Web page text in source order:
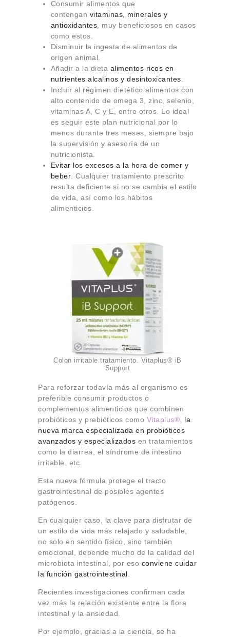
Consumir alimentos que
contengan vitaminas, minerales y
antioxidantes , muy beneficiosos en casos
como estos.
Disminuir la ingesta de alimentos de
origen animal.
Añadir a la dieta alimentos ricos en
nutrientes alcalinos y desintoxicantes
Incluir al régimen dietético alimentos con
alto contenido de omega 3, zinc, selenio,
vitaminas A, C y E, entre otros. Lo ideal
es seguir este plan nutricional por lo
menos durante tres meses, siempre bajo
la supervisión y asesoría de un
nutricionista.
Evitar los excesos a la hora de comer y
beber . Cualquier tratamiento prescrito
resulta deficiente si no se cambia el estilo
de vida, así como los hábitos
alimenticios.
Colon irritable tratamiento. Vitaplus® iB
Support
Para reforzar todavía más al organismo es
preferible consumir productos o
complementos alimenticios que combinen
probióticos y prebióticos como Vitaplus®
la
nueva marca especializada en probióticos
avanzados y especializados en tratamientos
como la diarrea, el síndrome de intestino
irritable, etc.
Esta nueva fórmula protege el tracto
gastrointestinal de posibles agentes
patógenos.
En cualquier caso, la clave para disfrutar de
un estilo de vida más relajado y saludable,
no solo en sentido físico, sino también
emocional, depende mucho de la calidad del
microbiota intestinal, por eso conviene cuidar
la función gastrointestinal
Recientes investigaciones confirman cada
vez más la relación existente entre la flora
intestinal y la ansiedad.
Por ejemplo, gracias a la ciencia, se ha